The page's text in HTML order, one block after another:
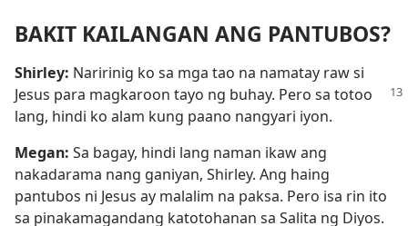
BAKIT KAILANGAN ANG PANTUBOS?
Shirley: Naririnig ko sa mga tao na namatay raw si
Jesus para magkaroon tayo ng buhay. Pero sa totoo
lang, hindi ko alam kung paano nangyari iyon.
Megan: Sa bagay, hindi lang naman ikaw ang
nakadarama nang ganiyan, Shirley. Ang haing
pantubos ni Jesus ay malalim na paksa. Pero isa rin ito
sa pinakamagandang katotohanan sa Salita ng Diyos.